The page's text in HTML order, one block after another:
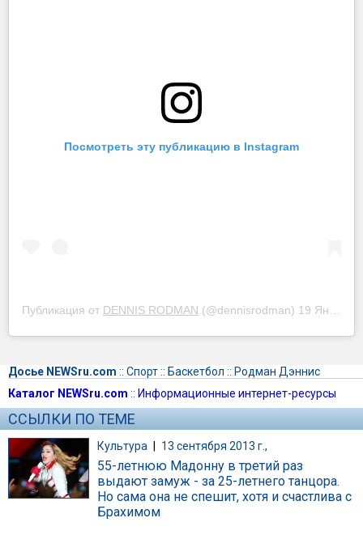
Посмотреть эту публикацию в Instagram
Публикация от DENNIS RODMAN (@dennisrodman) 19 Янв 2019 в 4:50 PST
Досье NEWSru.com :: Спорт:: Баскетбол :: Родман Дэннис
Каталог NEWSru.com :: Информационные интернет-ресурсы
ССЫЛКИ ПО ТЕМЕ
Культура 13 сентября 2013 г.,
55-летнюю Мадонну в третий раз
выдают замуж - за 25-летнего танцора.
Но сама она не спешит, хотя и счастлива с
Брахимом